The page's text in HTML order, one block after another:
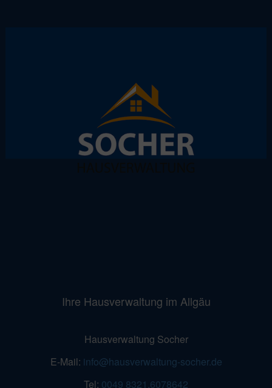
Ihre Hausverwaltung im Allgäu
Hausverwaltung Socher
E-Mail: info@hausverwaltung-socher.de
Tel: 0049 8321.6078642